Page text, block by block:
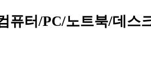
퓨터/PC/노트북/데스